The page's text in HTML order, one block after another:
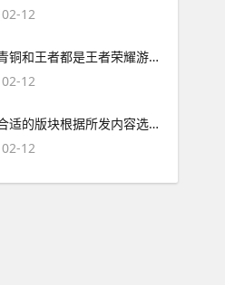
02-12
出来秀秀青铜和王者都是王者荣耀游戏中的玩家段位，青铜是最差的，王者是最强段位，游戏玩家的交流中经常会有是青铜还是王者，都出来秀秀，意思就是不管你是什么段位，都秀了才知道。13、无论是男生
02-12
注册选择合适的版块根据所发内容选择合适的版块，例如生活类图片可以选择“生活分享”版块点击发帖在所选版块的页面，找到并点击发帖的入口插入图片进入发帖编辑页面后，在编辑框的工。
02-12